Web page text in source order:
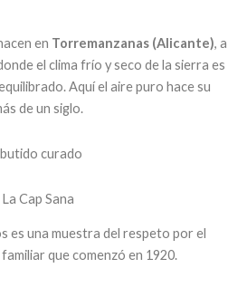
en Torremanzanas (Alicante), a
el clima frío y seco de la sierra es
Aquí el aire puro hace su
de un siglo.
Cap Sana
es una muestra del respeto por el
que comenzó en 1920.